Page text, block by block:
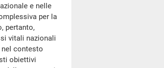
e nelle
per la
pertanto,
vitali nazionali
nel contesto
obiettivi